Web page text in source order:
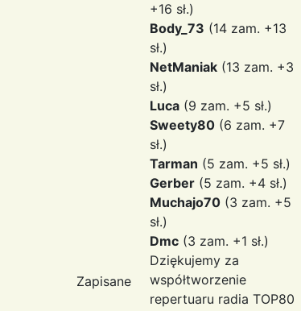
Zapisane
+16 sł.)
Body_73 (14 zam. +13
sł.)
NetManiak (13 zam. +3
sł.)
Luca (9 zam. +5 sł.)
Sweety80 (6 zam. +7
sł.)
Tarman (5 zam. +5 sł.)
Gerber (5 zam. +4 sł.)
Muchajo70 (3 zam. +5
sł.)
Dmc (3 zam. +1 sł.)
Dziękujemy za
współtworzenie
repertuaru radia TOP80